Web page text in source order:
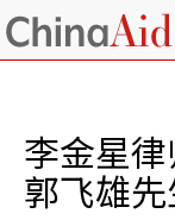
李金星
郭飞雄